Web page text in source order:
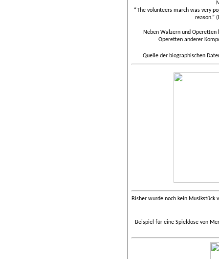
“The volunteers march was very
reason.”
Neben Walzern und
Operetten anderer
Quelle der biographischen
Bisher wurde noch kein
Beispiel für eine Spieldose von